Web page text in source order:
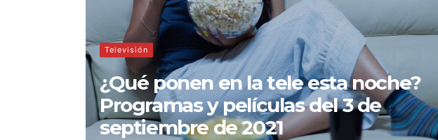
Televisión
¿Qué ponen en la tele esta noche?
Programas y películas del 3 de
septiembre de 2021